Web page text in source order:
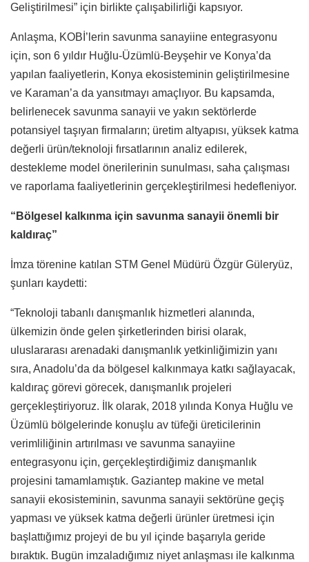
Geliştirilmesi” için birlikte çalışabilirliği kapsıyor.
Anlaşma, KOBİ’lerin savunma sanayiine entegrasyonu
için, son 6 yıldır Huğlu-Üzümlü-Beyşehir ve Konya’da
yapılan faaliyetlerin, Konya ekosisteminin geliştirilmesine
ve Karaman’a da yansıtmayı amaçlıyor. Bu kapsamda,
belirlenecek savunma sanayii ve yakın sektörlerde
potansiyel taşıyan firmaların; üretim altyapısı, yüksek katma
değerli ürün/teknoloji fırsatlarının analiz edilerek,
destekleme model önerilerinin sunulması, saha çalışması
ve raporlama faaliyetlerinin gerçekleştirilmesi hedefleniyor.
“Bölgesel kalkınma için savunma sanayii önemli bir
kaldıraç”
İmza törenine katılan STM Genel Müdürü Özgür Güleryüz,
şunları kaydetti:
“Teknoloji tabanlı danışmanlık hizmetleri alanında,
ülkemizin önde gelen şirketlerinden birisi olarak,
uluslararası arenadaki danışmanlık yetkinliğimizin yanı
sıra, Anadolu’da da bölgesel kalkınmaya katkı sağlayacak,
kaldıraç görevi görecek, danışmanlık projeleri
gerçekleştiriyoruz. İlk olarak, 2018 yılında Konya Huğlu ve
Üzümlü bölgelerinde konuşlu av tüfeği üreticilerinin
verimliliğinin artırılması ve savunma sanayiine
entegrasyonu için, gerçekleştirdiğimiz danışmanlık
projesini tamamlamıştık. Gaziantep makine ve metal
sanayii ekosisteminin, savunma sanayii sektörüne geçiş
yapması ve yüksek katma değerli ürünler üretmesi için
başlattığımız projeyi de bu yıl içinde başarıyla geride
bıraktık. Bugün imzaladığımız niyet anlaşması ile kalkınma